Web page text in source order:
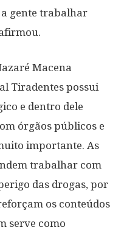
gente trabalhar
Macena
Tiradentes possui
e dentro dele
órgãos públicos e
importante. As
trabalhar com
das drogas, por
os conteúdos
serve como